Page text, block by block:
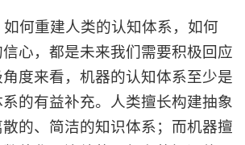
何重建人类的认知体系，如何
心，都是未来我们需要积极回应
度来看，机器的认知体系至少是
的有益补充。人类擅长构建抽象
的、简洁的知识体系；而机器擅